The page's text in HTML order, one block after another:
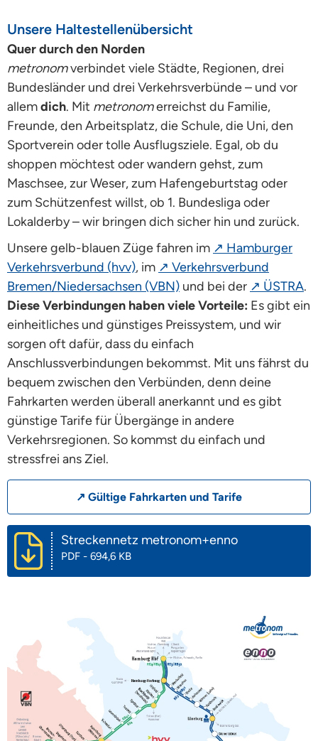
Unsere Haltestellenübersicht
Quer durch den Norden
metronomverbindet viele Städte, Regionen, drei
Bundesländer und drei Verkehrsverbünde – und vor
allemdich. Mit metronomerreichst du Familie,
Freunde, den Arbeitsplatz, die Schule, die Uni, den
Sportverein oder tolle Ausflugsziele. Egal, ob du
shoppen möchtest oder wandern gehst, zum
Maschsee, zur Weser, zum Hafengeburtstag oder
zum Schützenfest willst, ob 1. Bundesliga oder
Lokalderby – wir bringen dich sicher hin und zurück.
Unsere gelb-blauen Züge fahren im ↗ Hamburger
Verkehrsverbund (hvv), im ↗ Verkehrsverbund
Bremen/Niedersachsen (VBN) und bei der ↗ ÜSTRA.
Diese Verbindungen haben viele Vorteile: Es gibt ein
einheitliches und günstiges Preissystem, und wir
sorgen oft dafür, dass du einfach
Anschlussverbindungen bekommst. Mit uns fährst du
bequem zwischen den Verbünden, denn deine
Fahrkarten werden überall anerkannt und es gibt
günstige Tarife für Übergänge in andere
Verkehrsregionen. So kommst du einfach und
stressfrei ans Ziel.
↗ Gültige Fahrkarten und Tarife
Streckennetz metronom+enno
PDF - 694,6 KB